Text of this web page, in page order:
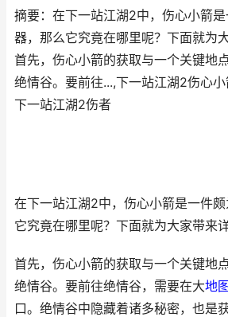
摘要：在下一站江湖2中，伤心小箭
器，那么它究竟在哪里呢？下面就为
首先，伤心小箭的获取与一个关键地
绝情谷。要前往...,下一站江湖2伤心
下一站江湖2伤者
在下一站江湖2中，伤心小箭是一件
它究竟在哪里呢？下面就为大家带来详
首先，伤心小箭的获取与一个关键地
绝情谷。要前往绝情谷，需要在大地图
口。绝情谷中隐藏着诸多秘密，也是